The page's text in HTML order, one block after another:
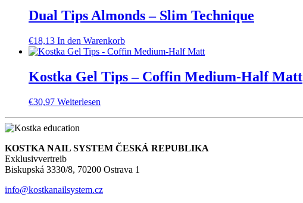
Dual Tips Almonds – Slim Technique
€18,13 In den Warenkorb
Kostka Gel Tips – Coffin Medium-Half Matt
€30,97 Weiterlesen
KOSTKA NAIL SYSTEM ČESKÁ REPUBLIKA
Exklusivvertreib
Biskupská 3330/8, 70200 Ostrava 1
info@kostkanailsystem.cz